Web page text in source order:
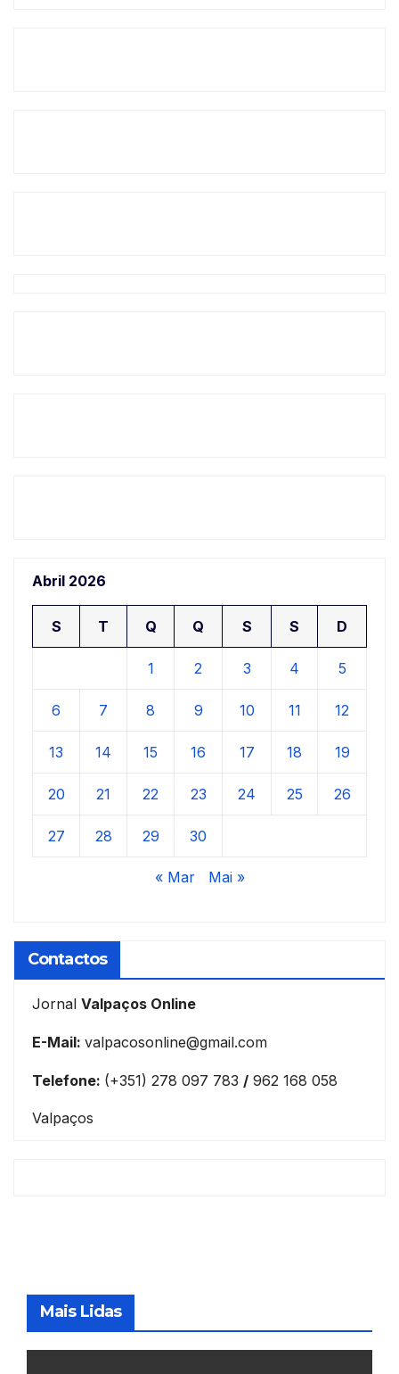
Abril 2026
S T Q Q S S D
1 2 3 4 5
6 7 8 9 10 11 12
13 14 15 16 17 18 19
20 21 22 23 24 25 26
27 28 29 30
« Mar Mai »
Contactos
Jornal Valpaços Online
E-Mail: valpacosonline@gmail.com
Telefone: (+351) 278 097 783 / 962 168 058
Valpaços
Mais Lidas